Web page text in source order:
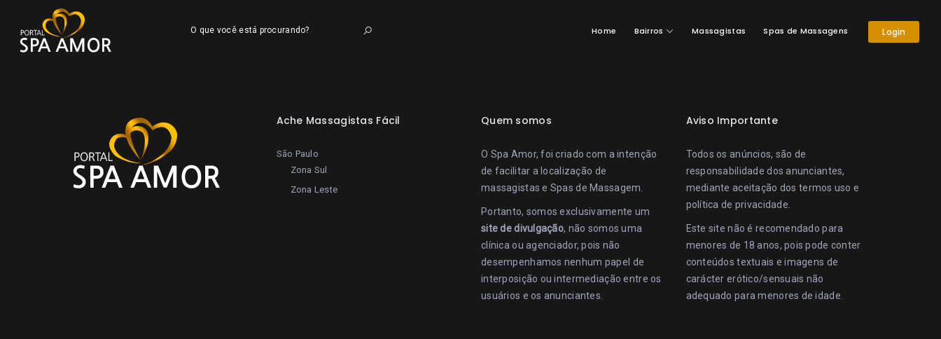
O que você está procurando? Home Bairros Massagistas Spas de Massagens Login
Ache Massagistas Fácil
São Paulo
Zona Sul
Zona Leste
Quem somos
O Spa Amor, foi criado com a intenção
de facilitar a localização de
massagistas e Spas de Massagem.
Portanto, somos exclusivamente um
site de divulgação, não somos uma
clínica ou agenciador, pois não
desempenhamos nenhum papel de
interposição ou intermediação entre os
usuários e os anunciantes.
Aviso Importante
Todos os anúncios, são de
responsabilidade dos anunciantes,
mediante aceitação dos termos uso e
política de privacidade
Este site não é recomendado para
menores de 18 anos, pois pode conter
conteúdos textuais e imagens de
carácter erótico/sensuais não
adequado para menores de idade.